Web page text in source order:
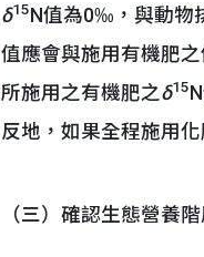
δ15N值為0‰，與動物
值應會與施用有機肥
所施用之有機肥之 δ15
反地，如果全程施用
（三）確認生態營養階